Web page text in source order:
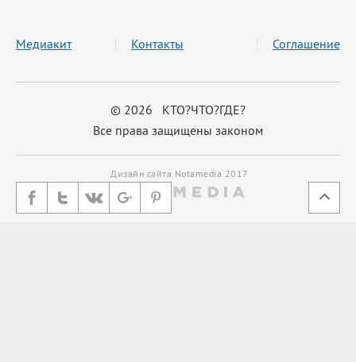
© 2026 КТО?ЧТО?ГДЕ?
Все права защищены законом
Медиакит Контакты Соглашение
Дизайн сайта Notamedia 2017